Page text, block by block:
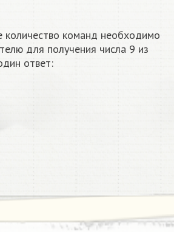
количество команд необходимо
для получения числа 9 из
ответ: